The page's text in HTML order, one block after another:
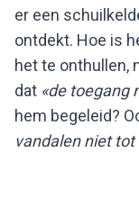
er een
ontdekt. Hoe is
het te onthullen,
dat «de toegang
hem begeleid?
vandalen niet